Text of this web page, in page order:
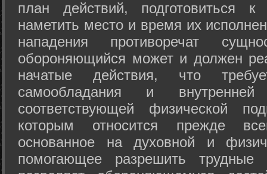
план действий, подготовиться
наметить место и время их
нападения противоречат
обороняющийся может и должен
начатые действия, что
самообладания и
соответствующей физической
которым относится прежде
основанное на духовной и
помогающее разрешить